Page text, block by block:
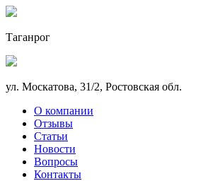
Таганрог
ул. Москатова, 31/2, Ростовская обл.
О компании
Отзывы
Статьи
Новости
Вопросы
Контакты